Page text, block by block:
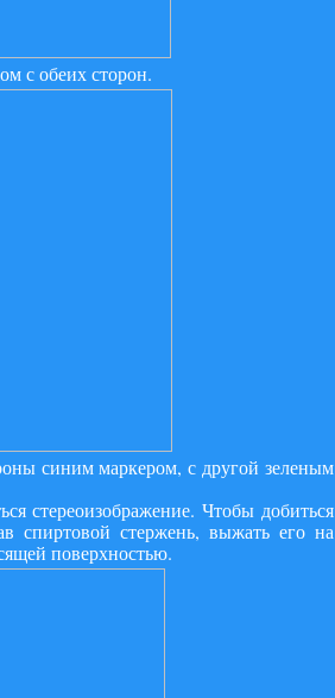
с обеих сторон.
синим маркером, с другой зеленым
стереоизображение. Чтобы добиться
спиртовой стержень, выжать его на
поверхностью.